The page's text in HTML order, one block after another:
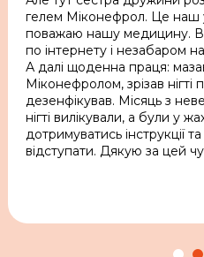
гелем Мiконефрол. Це наш
поважаю нашу медицину.
по інтернету і незабаром
А далі щоденна праця:
Мiконефролом, зрізав нігті
дезенфікував. Місяць з
нігті вилікували, а були у
дотримуватись інструкції
відступати. Дякую за цей